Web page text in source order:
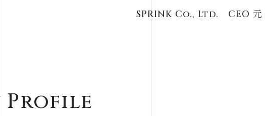
SPRINK Co., Ltd. CEO 元
Profile